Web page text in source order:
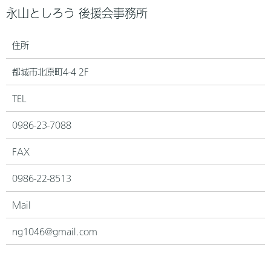
永山としろう 後援会事務所
住所
都城市北原町4-4 2F
TEL
0986-23-7088
FAX
0986-22-8513
Mail
ng1046@gmail.com